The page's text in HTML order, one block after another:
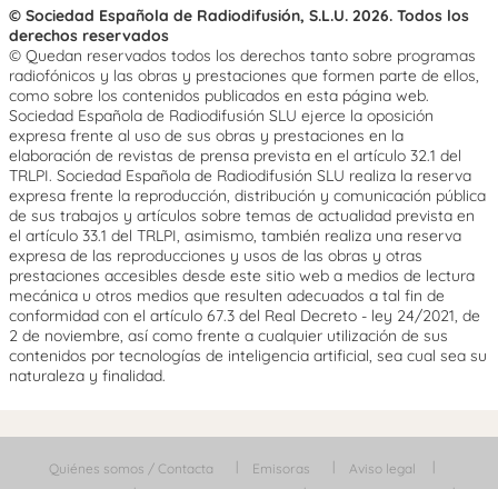
© Sociedad Española de Radiodifusión, S.L.U. 2026. Todos los
derechos reservados
© Quedan reservados todos los derechos tanto sobre programas
radiofónicos y las obras y prestaciones que formen parte de ellos,
como sobre los contenidos publicados en esta página web.
Sociedad Española de Radiodifusión SLU ejerce la oposición
expresa frente al uso de sus obras y prestaciones en la
elaboración de revistas de prensa prevista en el artículo 32.1 del
TRLPI. Sociedad Española de Radiodifusión SLU realiza la reserva
expresa frente la reproducción, distribución y comunicación pública
de sus trabajos y artículos sobre temas de actualidad prevista en
el artículo 33.1 del TRLPI, asimismo, también realiza una reserva
expresa de las reproducciones y usos de las obras y otras
prestaciones accesibles desde este sitio web a medios de lectura
mecánica u otros medios que resulten adecuados a tal fin de
conformidad con el artículo 67.3 del Real Decreto - ley 24/2021, de
2 de noviembre, así como frente a cualquier utilización de sus
contenidos por tecnologías de inteligencia artificial, sea cual sea su
naturaleza y finalidad.
Quiénes somos / Contacta Emisoras
Aviso legal